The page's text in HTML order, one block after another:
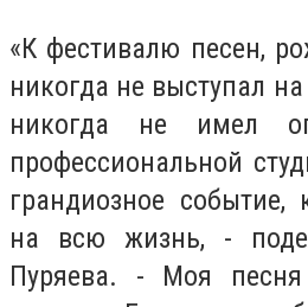
«К фестивалю песен,
никогда не выступал
никогда не имел
профессиональной
грандиозное событие,
на всю жизнь, -
Пуряева. - Моя песня